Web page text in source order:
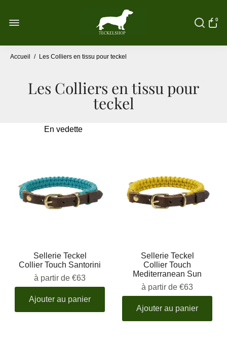
0
Accueil / Les Colliers en tissu pour teckel
Les Colliers en tissu pour
teckel
Sellerie Teckel
Collier Touch Santorini
à partir de €63
Ajouter au panier
Sellerie Teckel
Collier Touch
Mediterranean Sun
à partir de €63
Ajouter au panier